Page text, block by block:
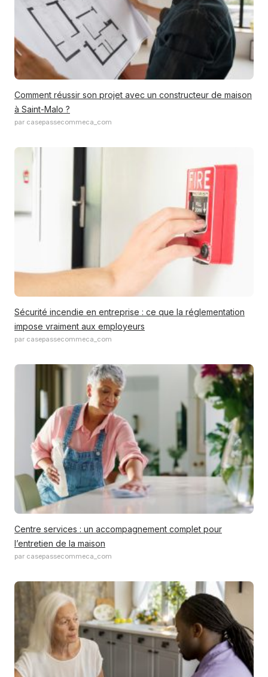
Comment réussir son projet avec un constructeur de maison
à Saint-Malo ?
par casepassecommeca_com
Sécurité incendie en entreprise : ce que la réglementation
impose vraiment aux employeurs
par casepassecommeca_com
Centre services : un accompagnement complet pour
l’entretien de la maison
par casepassecommeca_com